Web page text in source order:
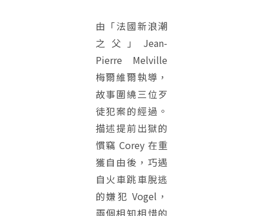
由「法國新浪潮
之父」Jean-
Pierre Melville
梅爾維爾執導，
故事圍繞三位歹
徒犯案的經過。
描述提前出獄的
慣竊 Corey 在重
獲自由後，巧遇
自火車跳車脫逃
的嫌犯 Vogel，
兩個相知相惜的